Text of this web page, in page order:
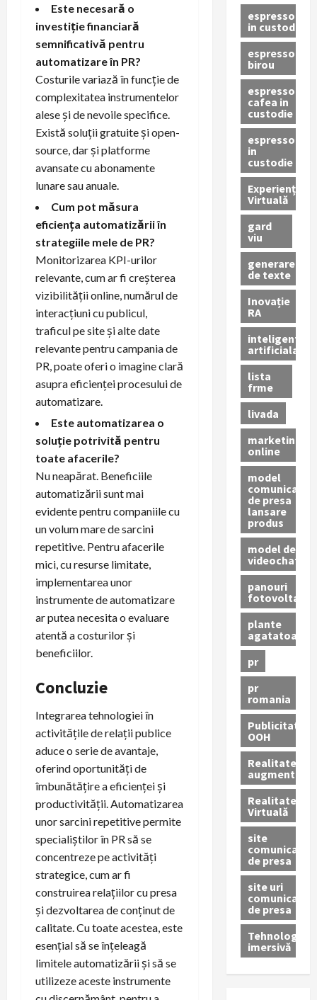
Este necesară o
investiție financiară
semnificativă pentru
automatizare în PR?
Costurile variază în funcție de
complexitatea instrumentelor
alese și de nevoile specifice.
Există soluții gratuite și open-
source, dar și platforme
avansate cu abonamente
lunare sau anuale.
Cum pot măsura
eficiența automatizării în
strategiile mele de PR?
Monitorizarea KPI-urilor
relevante, cum ar fi creșterea
vizibilității online, numărul de
interacțiuni cu publicul,
traficul pe site și alte date
relevante pentru campania de
PR, poate oferi o imagine clară
asupra eficienței procesului de
automatizare.
Este automatizarea o
soluție potrivită pentru
toate afacerile?
Nu neapărat. Beneficiile
automatizării sunt mai
evidente pentru companiile cu
un volum mare de sarcini
repetitive. Pentru afacerile
mici, cu resurse limitate,
implementarea unor
instrumente de automatizare
ar putea necesita o evaluare
atentă a costurilor și
beneficiilor.
Concluzie
Integrarea tehnologiei în
activitățile de relații publice
aduce o serie de avantaje,
oferind oportunități de
îmbunătățire a eficienței și
productivității. Automatizarea
unor sarcini repetitive permite
specialiștilor în PR să se
concentreze pe activități
strategice, cum ar fi
construirea relațiilor cu presa
și dezvoltarea de conținut de
calitate. Cu toate acestea, este
esențial să se înțeleagă
limitele automatizării și să se
utilizeze aceste instrumente
espressoare
in custodie
espressor
birou
espressor
cafea in
custodie
espressor
in
custodie
Experiență
Virtuală
gard
viu
generare
de texte
Inovație
RA
inteligenta
artificiala
lista
frme
livada
marketing
online
model
comunicat
de presa
lansare
produs
model de
videochat
panouri
fotovoltaice
plante
agatatoare
pr
pr
romania
Publicitate
OOH
Realitatea
augmentată
Realitatea
Virtuală
site
comunicate
de presa
site uri
comunicate
de presa
Tehnologie
imersivă